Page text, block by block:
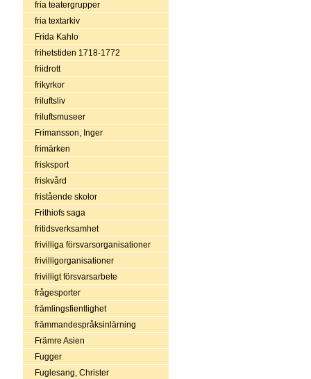
fria teatergrupper
fria textarkiv
Frida Kahlo
frihetstiden 1718-1772
friidrott
frikyrkor
friluftsliv
friluftsmuseer
Frimansson, Inger
frimärken
frisksport
friskvård
fristående skolor
Frithiofs saga
fritidsverksamhet
frivilliga försvarsorganisationer
frivilligorganisationer
frivilligt försvarsarbete
frågesporter
främlingsfientlighet
främmandespråksinlärning
Främre Asien
Fugger
Fuglesang, Christer